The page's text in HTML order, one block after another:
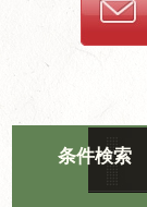
条件検索